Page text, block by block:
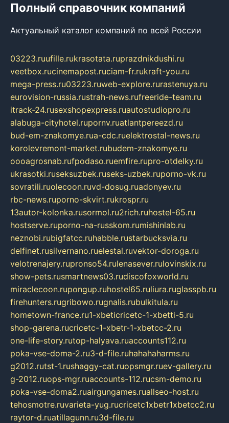
Полный справочник компаний
Актуальный каталог компаний по всей России
03223.ruufille.rukrasotata.ruprazdnikdushi.ru
veetbox.rucinemapost.ruciam-fr.rukraft-you.ru
mega-press.ru03223.ruweb-explore.rurastenuya.ru
eurovision-russia.rustrah-news.rufreeride-team.ru
itrack-24.rusexshopexpress.ruautostudiopro.ru
alabuga-cityhotel.rupornv.ruatlantpereezd.ru
bud-em-znakomye.rua-cdc.ruelektrostal-news.ru
korolevremont-market.rubudem-znakomye.ru
oooagrosnab.rufpodaso.ruemfire.rupro-otdelky.ru
ukrasotki.ruseksuzbek.ruseks-uzbek.ruporno-vk.ru
sovratili.ruolecoon.ruvd-dosug.ruadonyev.ru
rbc-news.ruporno-skvirt.rukrospr.ru
13autor-kolonka.rusormol.ru2rich.ruhostel-65.ru
hostserve.ruporno-na-russkom.rumishinlab.ru
neznobi.rubigfatcc.ruhabble.rustarbucksvia.ru
delfinet.rusilvernano.ruelestal.ruvektor-doroga.ru
velotrenajery.rupronso54.rulenasever.rulovinskix.ru
show-pets.rusmartnews03.rudiscofoxworld.ru
miraclecoon.rupongup.ruhostel65.ruliura.ruglasspb.ru
firehunters.rugribowo.rugnalis.rubulkitula.ru
hometown-france.ru1-xbeticricetc-1-xbetti-5.ru
shop-garena.rucricetc-1-xbetr-1-xbetcc-2.ru
one-life-story.rutop-halyava.ruaccounts112.ru
poka-vse-doma-2.ru3-d-file.ruhahahaharms.ru
g2012.rutst-1.rushaggy-cat.ruopsmgr.ruev-gallery.ru
g-2012.ruops-mgr.ruaccounts-112.rucsm-demo.ru
poka-vse-doma2.ruairgungames.ruallseo-host.ru
tehosmotre.ruvarieta-yug.rucricetc1xbetr1xbetcc2.ru
raytor-d.ruatillagunn.ru3d-file.ru